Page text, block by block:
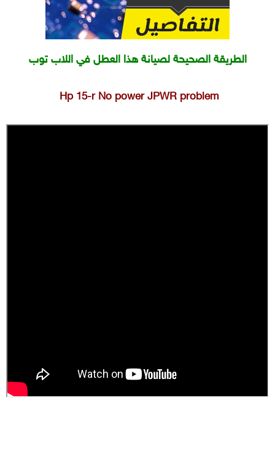
الطريقة الصحيحة لصيانة هذا العطل في اللاب توب
Hp 15-r No power JPWR problem